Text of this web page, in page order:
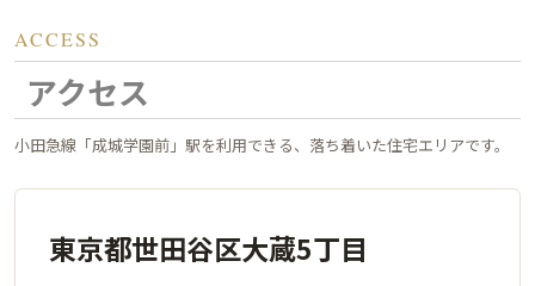
ACCESS
アクセス
小田急線「成城学園前」駅を利用できる、落ち着いた住宅エリアです。
東京都世田谷区大蔵5丁目